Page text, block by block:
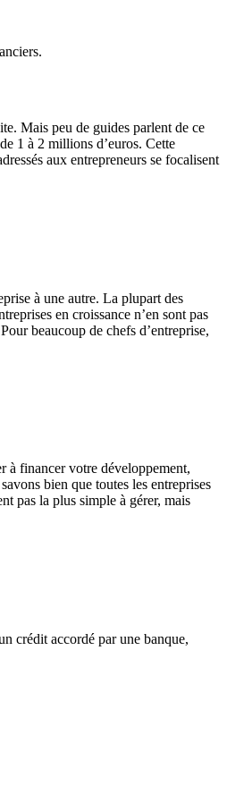
Mais peu de guides parlent de ce
1 à 2 millions d’euros. Cette
aux entrepreneurs se focalisent
à une autre. La plupart des
en croissance n’en sont pas
beaucoup de chefs d’entreprise,
à financer votre développement,
bien que toutes les entreprises
pas la plus simple à gérer, mais
crédit accordé par une banque,